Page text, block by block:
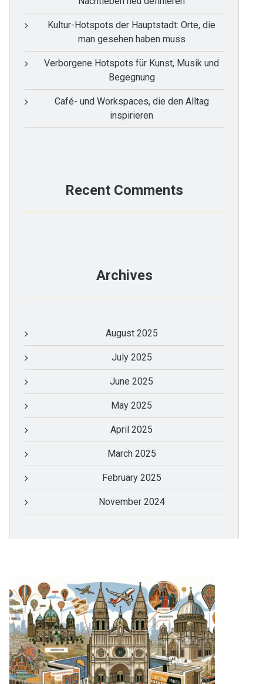
Kultur-Hotspots der Hauptstadt: Orte, die
man gesehen haben muss
Verborgene Hotspots für Kunst, Musik und
Begegnung
Café- und Workspaces, die den Alltag
inspirieren
Recent Comments
Archives
August 2025
July 2025
June 2025
May 2025
April 2025
March 2025
February 2025
November 2024